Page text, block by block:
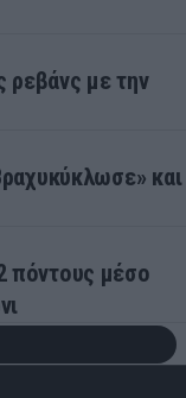
ρεβάνς με την
και
πόντους μέσο